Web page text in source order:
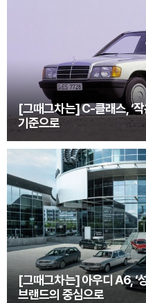
[그때그차는] C-클래스, ‘작
기준으로
[그때그차는] 아우디 A6, ‘
브랜드의 중심으로